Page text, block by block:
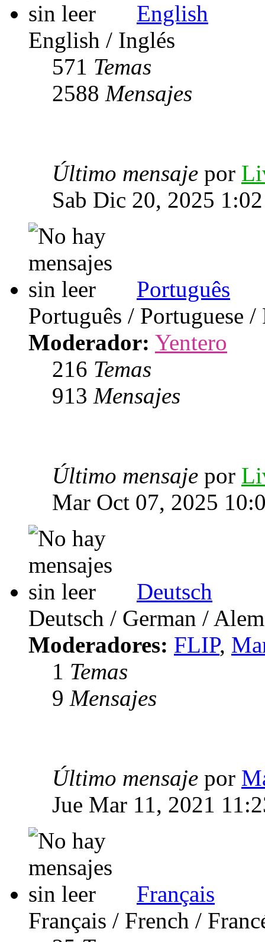
English
English / Inglés
571 Temas
2588 Mensajes
Último mensaje por
Sab Dic 20, 2025
Português
Português / Portuguese /
Moderador: Yentero
216 Temas
913 Mensajes
Último mensaje por
Mar Oct 07, 2025
Deutsch
Deutsch / German /
Moderadores: FLIP,
1 Temas
9 Mensajes
Último mensaje por
Jue Mar 11, 2021
Français
Français / French /